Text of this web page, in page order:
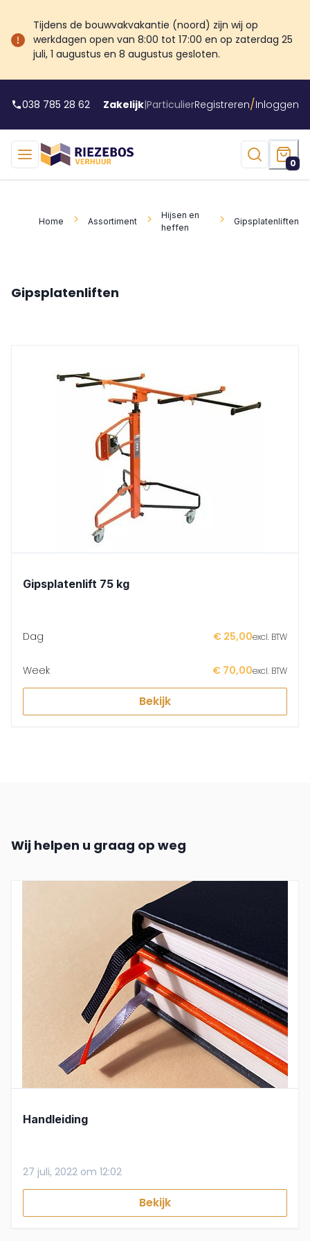
Tijdens de bouwvakvakantie (noord) zijn wij op
werkdagen open van 8:00 tot 17:00 en op zaterdag 25
juli, 1 augustus en 8 augustus gesloten.
038 785 28 62 Zakelijk|ParticulierRegistreren/Inloggen
0
Home Assortiment
Hijsen en
heffen
Gipsplatenliften
Gipsplatenliften
Gipsplatenlift 75 kg
Dag € 25,00excl. BTW
Week € 70,00excl. BTW
Bekijk
Wij helpen u graag op weg
Handleiding
27 juli, 2022 om 12:02
Bekijk